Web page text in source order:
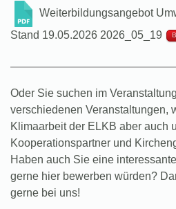
Weiterbildungsangebot
Stand 19.05.2026 2026_05_19
Oder Sie suchen im
verschiedenen Veranstaltungen,
Klimaarbeit der ELKB aber auch
Kooperationspartner und
Haben auch Sie eine
gerne hier bewerben würden?
gerne bei uns!